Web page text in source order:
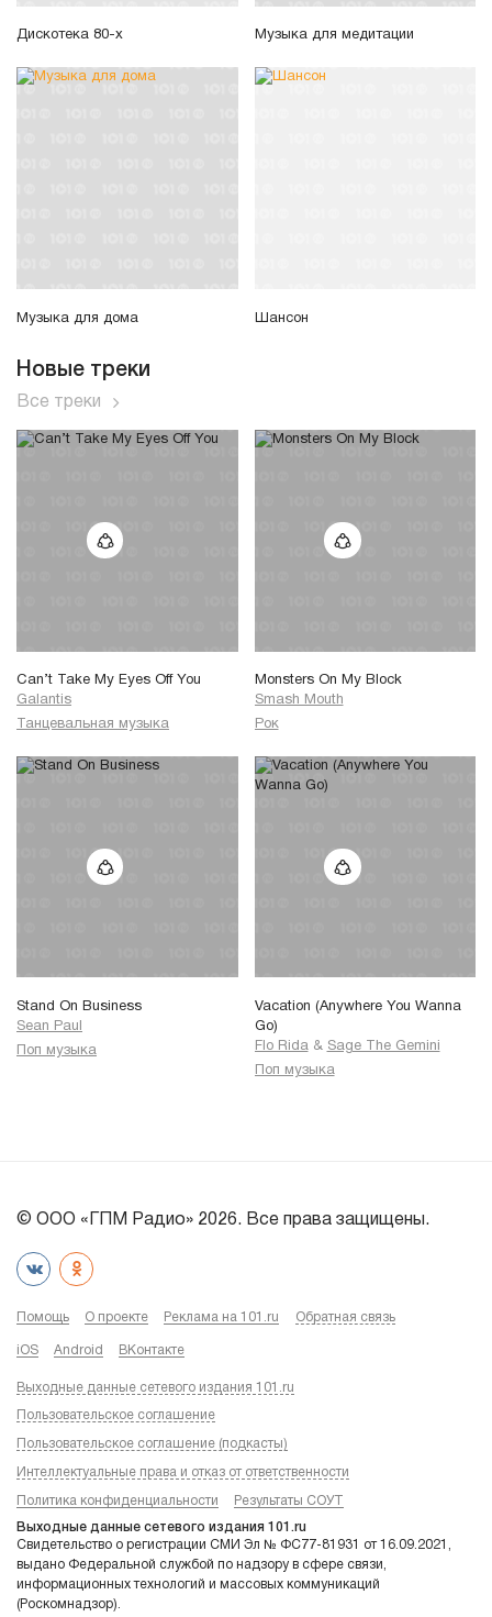
Дискотека 80-х Музыка для медитации
Музыка для дома Шансон
Новые треки
Все треки
Can’t Take My Eyes Off You
Galantis
Танцевальная музыка
Monsters On My Block
Smash Mouth
Рок
Stand On Business
Sean Paul
Поп музыка
Vacation (Anywhere You Wanna
Go)
Flo Rida & Sage The Gemini
Поп музыка
© ООО «ГПМ Радио» 2026. Все права защищены.
Помощь О проекте Реклама на 101.ru Обратная связь
iOS Android ВКонтакте
Выходные данные сетевого издания 101.ru
Пользовательское соглашение
Пользовательское соглашение (подкасты)
Интеллектуальные права и отказ от ответственности
Политика конфиденциальности Результаты СОУТ
Выходные данные сетевого издания 101.ru
Свидетельство о регистрации СМИ Эл № ФС77-81931 от 16.09.2021,
выдано Федеральной службой по надзору в сфере связи,
информационных технологий и массовых коммуникаций
(Роскомнадзор).